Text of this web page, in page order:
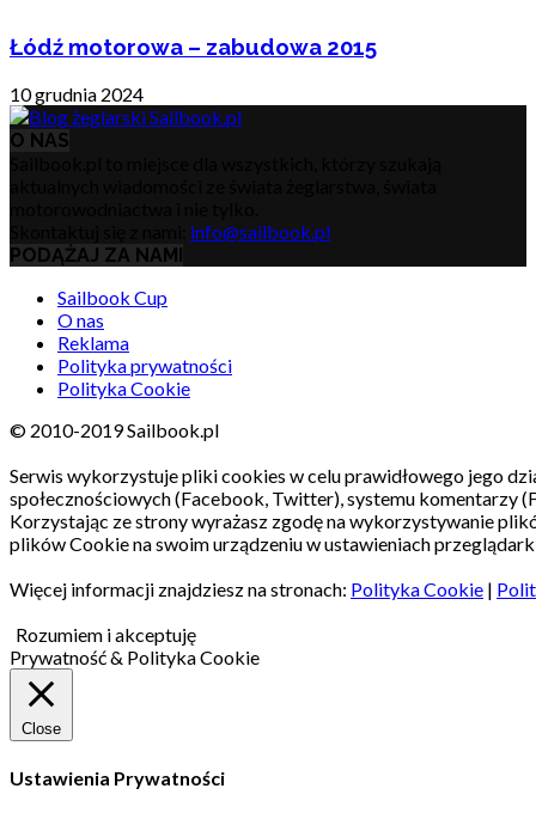
Łódź motorowa – zabudowa 2015
10 grudnia 2024
O NAS
info@sailbook.pl
PODĄŻAJ ZA NAMI
Sailbook Cup
O nas
Reklama
Polityka prywatności
Polityka Cookie
© 2010-2019 Sailbook.pl
Serwis wykorzystuje pliki cookies w celu prawidłowego jego
społecznościowych (Facebook, Twitter), systemu komentarzy
Korzystając ze strony wyrażasz zgodę na wykorzystywanie
plików Cookie na swoim urządzeniu w ustawieniach
Więcej informacji znajdziesz na stronach: Polityka Cookie |
Rozumiem i akceptuję
Prywatność & Polityka Cookie
Close
Ustawienia Prywatności